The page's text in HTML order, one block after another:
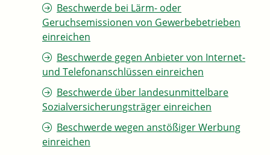
Beschwerde bei Lärm- oder
Geruchsemissionen von Gewerbebetrieben
einreichen
Beschwerde gegen Anbieter von Internet-
und Telefonanschlüssen einreichen
Beschwerde über landesunmittelbare
Sozialversicherungsträger einreichen
Beschwerde wegen anstößiger Werbung
einreichen